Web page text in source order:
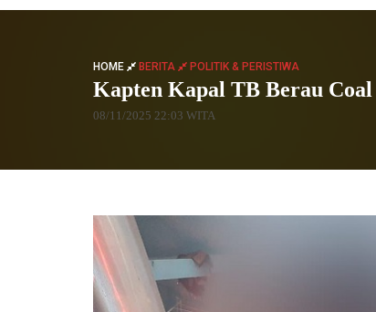
HOME BERITA POLITIK & PERISTIWA
Kapten Kapal TB Berau
08/11/2025 22:03 WITA